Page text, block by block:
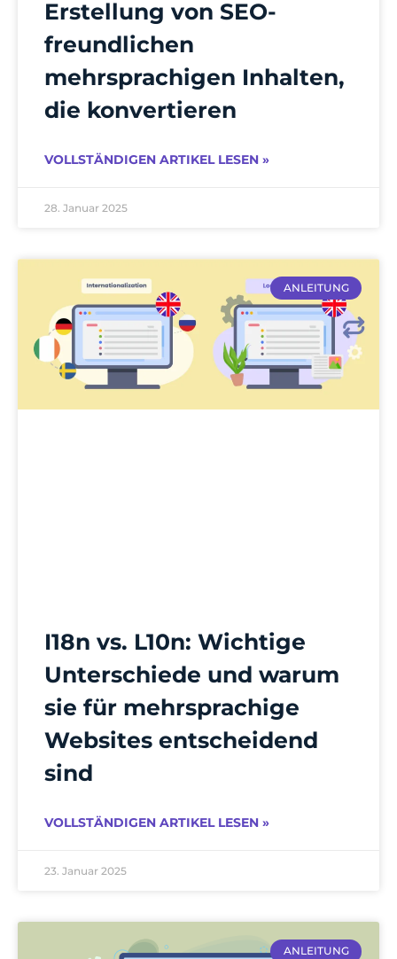
Erstellung von SEO-
freundlichen
mehrsprachigen Inhalten,
die konvertieren
VOLLSTÄNDIGEN ARTIKEL LESEN »
28. Januar 2025
ANLEITUNG
I18n vs. L10n: Wichtige
Unterschiede und warum
sie für mehrsprachige
Websites entscheidend
sind
VOLLSTÄNDIGEN ARTIKEL LESEN »
23. Januar 2025
ANLEITUNG